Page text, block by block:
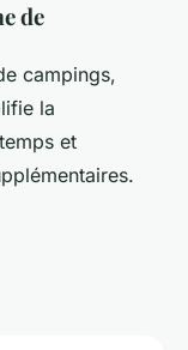
de
campings,
la
et